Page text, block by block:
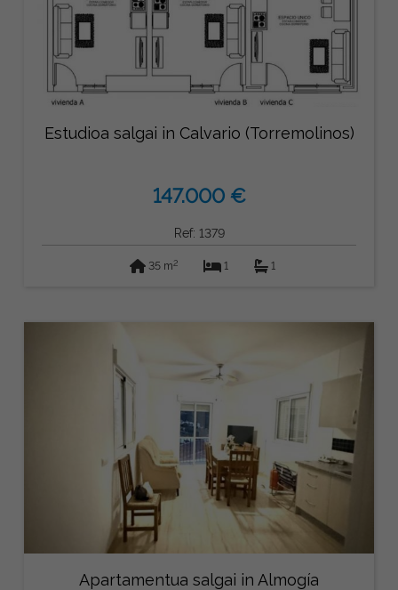
Estudioa salgai in Calvario (Torremolinos)
147.000 €
Ref: 1379
35 m2 1 1
Apartamentua salgai in Almogía